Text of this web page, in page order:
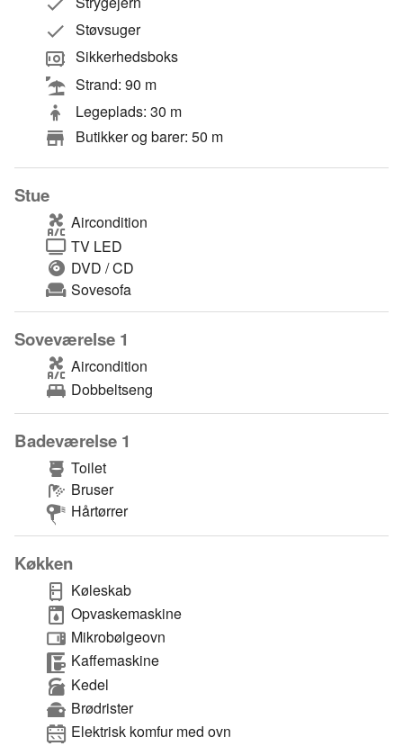
Støvsuger
Sikkerhedsboks
Strand: 90 m
Legeplads: 30 m
Butikker og barer: 50 m
Stue
Aircondition
TV LED
DVD / CD
Sovesofa
Soveværelse 1
Aircondition
Dobbeltseng
Badeværelse 1
Toilet
Bruser
Hårtørrer
Køkken
Køleskab
Opvaskemaskine
Mikrobølgeovn
Kaffemaskine
Kedel
Brødrister
Elektrisk komfur med ovn